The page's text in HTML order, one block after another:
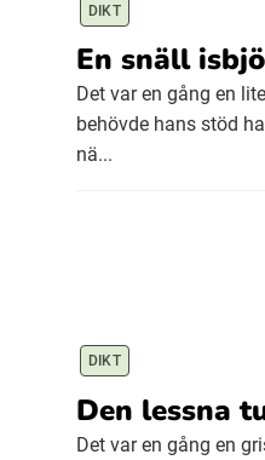
DIKT
En snäll
Det var en gång en
behövde hans stöd
nä...
DIKT
Den lessna
Det var en gång en